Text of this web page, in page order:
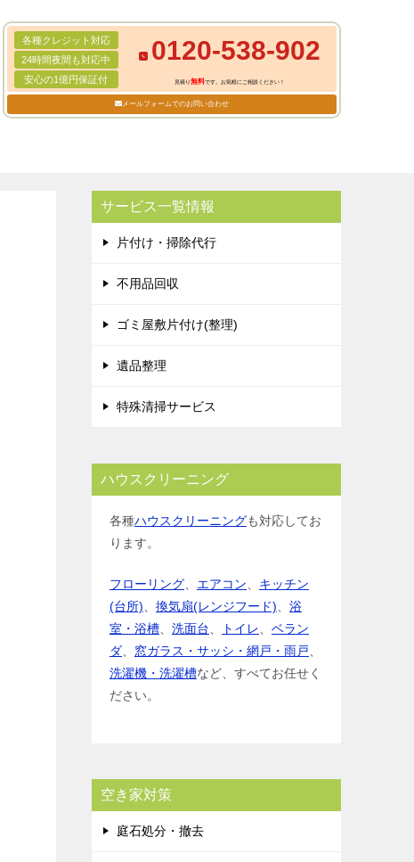
各種クレジット対応
24時間夜間も対応中
安心の1億円保証付
0120-538-902
見積り無料です。お気軽にご相談ください！
メールフォームでのお問い合わせ
サービス一覧情報
片付け・掃除代行
不用品回収
ゴミ屋敷片付け(整理)
遺品整理
特殊清掃サービス
ハウスクリーニング
各種ハウスクリーニングも対応してお
ります。
フローリング エアコン
キッチン
(台所)
換気扇(レンジフード)
浴
室・浴槽
洗面台 トイレ
ベラン
ダ
窓ガラス・サッシ・網戸・雨戸
洗濯機・洗濯槽など、すべてお任せく
ださい。
空き家対策
庭石処分・撤去